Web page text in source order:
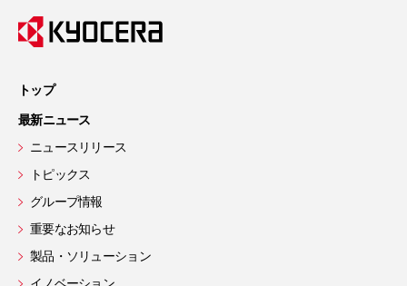
トップ
最新ニュース
ニュースリリース
トピックス
グループ情報
重要なお知らせ
製品・ソリューション